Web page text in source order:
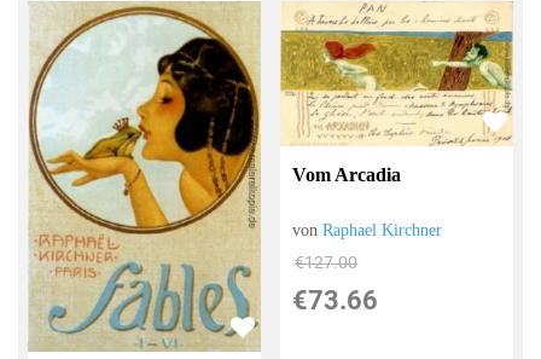
Vom Arcadia
vonRaphael Kirchner
€127.00
€73.66